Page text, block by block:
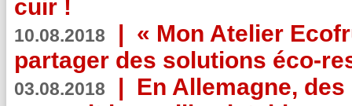
cuir !
10.08.2018 | « Mon Atelier
partager des solutions éco-
03.08.2018 | En Allemagne,